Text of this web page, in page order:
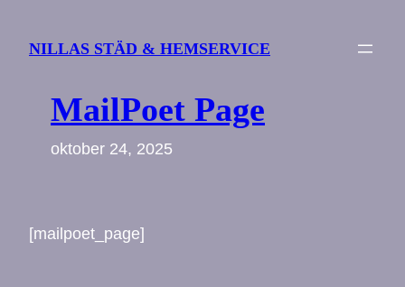
NILLAS STÄD & HEMSERVICE
MailPoet Page
oktober 24, 2025
[mailpoet_page]